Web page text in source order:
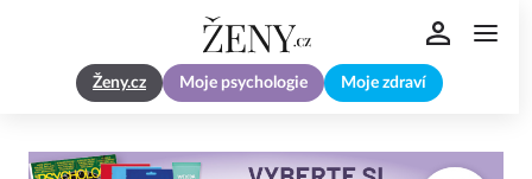
Ženy.cz Moje psychologie Moje zdraví